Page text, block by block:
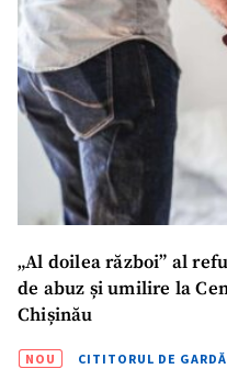
„Al doilea război” al
de abuz și umilire la
Chișinău
NOU CITITORUL DE GARDĂ